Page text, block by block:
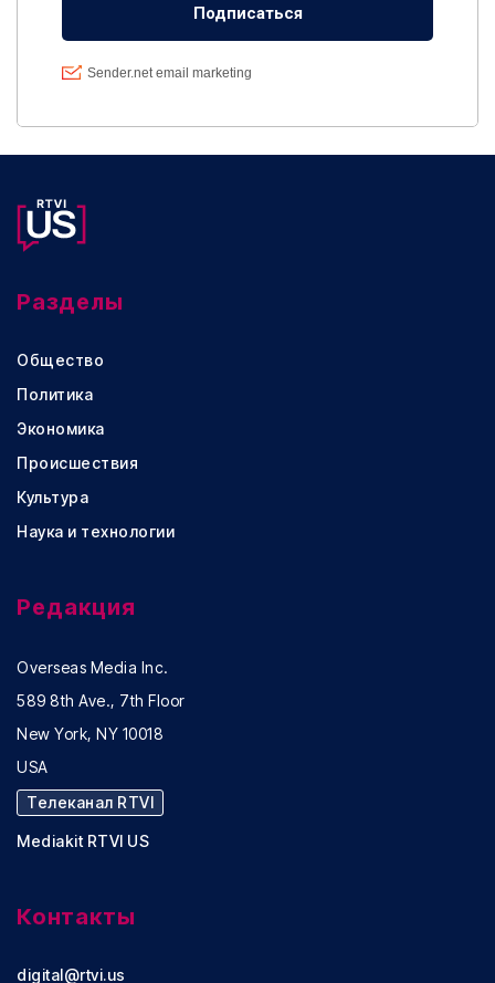
Разделы
Общество
Политика
Экономика
Происшествия
Культура
Наука и технологии
Редакция
Overseas Media Inc.
589 8th Ave., 7th Floor
New York, NY 10018
USA
Телеканал RTVI
Mediakit RTVI US
Контакты
digital@rtvi.us